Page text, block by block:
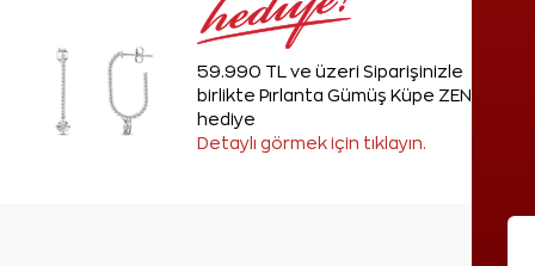
59.990 TL ve üzeri Siparişinizle
birlikte Pırlanta Gümüş Küpe ZEN'den
hediye
Detaylı görmek için tıklayın.